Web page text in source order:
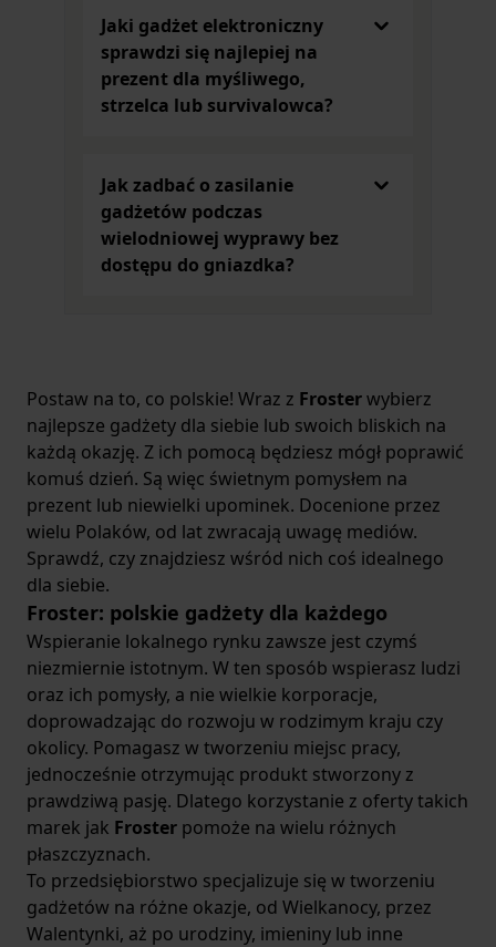
wykonany z mosiądzu. Prezentuje się naprawdę
niesamowicie. Może być wymarzonym prezentem
dla osoby praktycznej, ceniącej sobie przedmioty
niezawodne i przydatne – zwłaszcza że jest
prawdopodobieństwem ten model stanie się
ulubionym długopisem, który jest wygodny i
jednocześnie oryginalny!
Akcesoria myśliwskie i militarne to prawdziwe
Jaki gadżet elektroniczny
sprawdzi się najlepiej na
prezent dla myśliwego,
strzelca lub survivalowca?
Jak zadbać o zasilanie
gadżetów podczas
wielodniowej wyprawy bez
dostępu do gniazdka?
Postaw na to, co polskie! Wraz z Frosterwybierz
najlepsze gadżety dla siebie lub swoich bliskich na
każdą okazję. Z ich pomocą będziesz mógł poprawić
komuś dzień. Są więc świetnym pomysłem na
prezent lub niewielki upominek. Docenione przez
wielu Polaków, od lat zwracają uwagę mediów.
Sprawdź, czy znajdziesz wśród nich coś idealnego
dla siebie.
Froster: polskie gadżety dla każdego
Wspieranie lokalnego rynku zawsze jest czymś
niezmiernie istotnym. W ten sposób wspierasz ludzi
oraz ich pomysły, a nie wielkie korporacje,
doprowadzając do rozwoju w rodzimym kraju czy
okolicy. Pomagasz w tworzeniu miejsc pracy,
jednocześnie otrzymując produkt stworzony z
prawdziwą pasję. Dlatego korzystanie z oferty takich
marek jak Froster pomoże na wielu różnych
płaszczyznach.
To przedsiębiorstwo specjalizuje się w tworzeniu
gadżetów na różne okazje, od Wielkanocy, przez
Walentynki, aż po urodziny, imieniny lub inne